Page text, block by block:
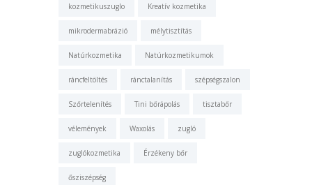
kozmetikuszuglo Kreatív kozmetika
mikrodermabrázió mélytisztítás
Natúrkozmetika Natúrkozmetikumok
ráncfeltöltés ránctalanítás szépségszalon
Szőrtelenítés Tini bőrápolás tisztabőr
vélemények Waxolás zugló
zuglókozmetika Érzékeny bőr
ősziszépség